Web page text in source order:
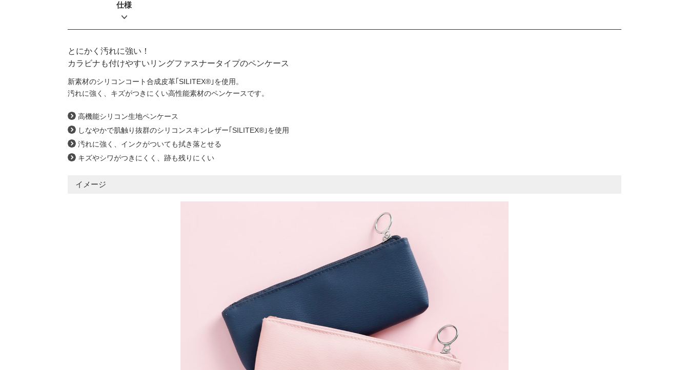
仕様
とにかく汚れに強い！
カラビナも付けやすいリングファスナータイプのペンケース
新素材のシリコンコート合成皮革｢SILITEX®｣を使用。
汚れに強く、キズがつきにくい高性能素材のペンケースです。
高機能シリコン生地ペンケース
しなやかで肌触り抜群のシリコンスキンレザー｢SILITEX®｣を使用
汚れに強く、インクがついても拭き落とせる
キズやシワがつきにくく、跡も残りにくい
イメージ